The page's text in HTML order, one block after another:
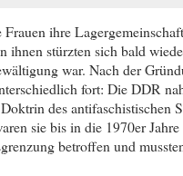
ihre
ihnen stürzten sich bald
war. Nach der
fort: Die DDR
des antifaschistischen
sie bis in die 1970er
betroffen und